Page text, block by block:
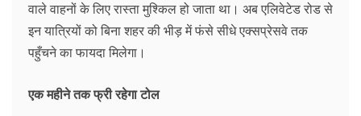
वाले वाहनों के लिए रास्ता मुश्किल हो जाता था। अब एलिवेटेड रोड से
इन यात्रियों को बिना शहर की भीड़ में फंसे सीधे एक्सप्रेसवे तक
पहुँचने का फायदा मिलेगा।
एक महीने तक फ्री रहेगा टोल